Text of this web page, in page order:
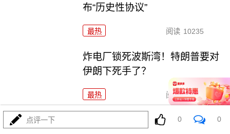
布“历史性协议”
最热 阅读 10235
炸电厂锁死波斯湾！特朗普要对
伊朗下死手了？
最热 阅读 8840
6万移民一夜涌入西班牙，摩洛哥
点评一下 0 0